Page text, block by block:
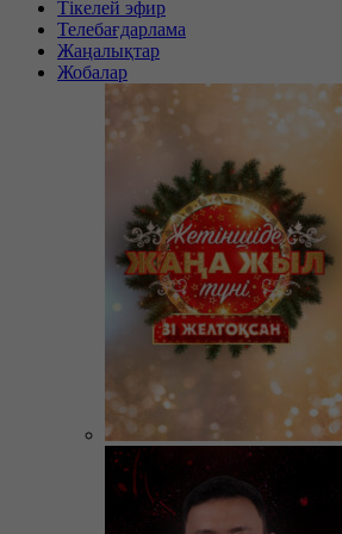
Тікелей эфир
Телебағдарлама
Жаңалықтар
Жобалар